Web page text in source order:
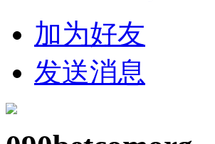
加为好友
发送消息